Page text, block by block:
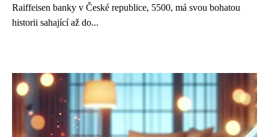
Raiffeisen banky v České republice, 5500, má svou bohatou
historii sahající až do...